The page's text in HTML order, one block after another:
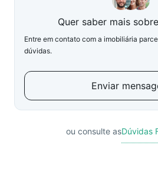
Quer saber mais
Entre em contato com a imobiliária
dúvidas.
Enviar
ou consulte asDúvidas